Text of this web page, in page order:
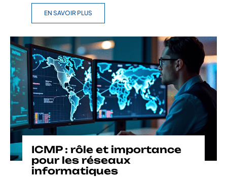
EN SAVOIR PLUS
ICMP : rôle et importance
pour les réseaux
informatiques